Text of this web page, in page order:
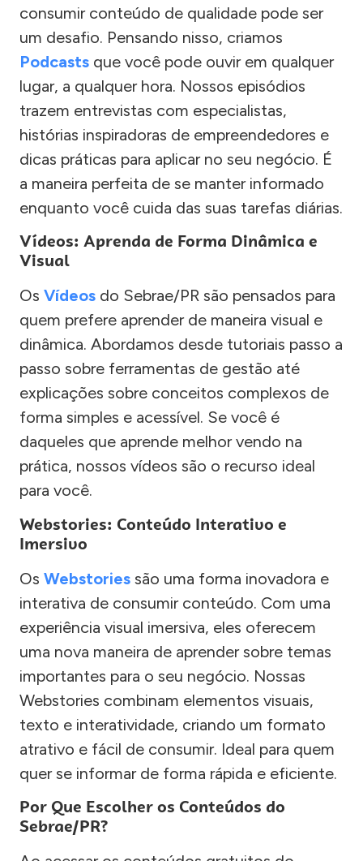
consumir conteúdo de qualidade pode ser
um desafio. Pensando nisso, criamos
Podcasts que você pode ouvir em qualquer
lugar, a qualquer hora. Nossos episódios
trazem entrevistas com especialistas,
histórias inspiradoras de empreendedores e
dicas práticas para aplicar no seu negócio. É
a maneira perfeita de se manter informado
enquanto você cuida das suas tarefas diárias.
Vídeos: Aprenda de Forma Dinâmica e
Visual
Os Vídeos do Sebrae/PR são pensados para
quem prefere aprender de maneira visual e
dinâmica. Abordamos desde tutoriais passo a
passo sobre ferramentas de gestão até
explicações sobre conceitos complexos de
forma simples e acessível. Se você é
daqueles que aprende melhor vendo na
prática, nossos vídeos são o recurso ideal
para você.
Webstories: Conteúdo Interativo e
Imersivo
Os Webstories são uma forma inovadora e
interativa de consumir conteúdo. Com uma
experiência visual imersiva, eles oferecem
uma nova maneira de aprender sobre temas
importantes para o seu negócio. Nossas
Webstories combinam elementos visuais,
texto e interatividade, criando um formato
atrativo e fácil de consumir. Ideal para quem
quer se informar de forma rápida e eficiente.
Por Que Escolher os Conteúdos do
Sebrae/PR?